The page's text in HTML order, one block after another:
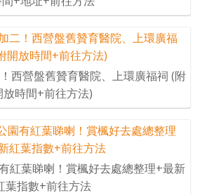
西營盤舊贊育醫院、上環廣福祠 (附
放時間+前往方法)
紅葉睇喇！賞楓好去處總整理+最新
葉指數+前往方法